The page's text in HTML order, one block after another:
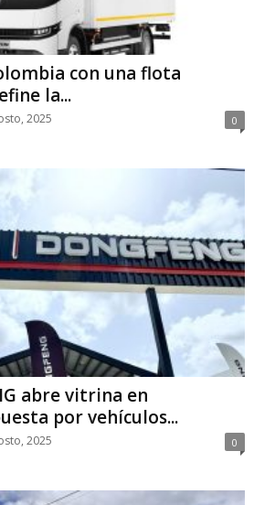
con una flota
la...
2025 0
abre vitrina en
por vehículos...
2025 0